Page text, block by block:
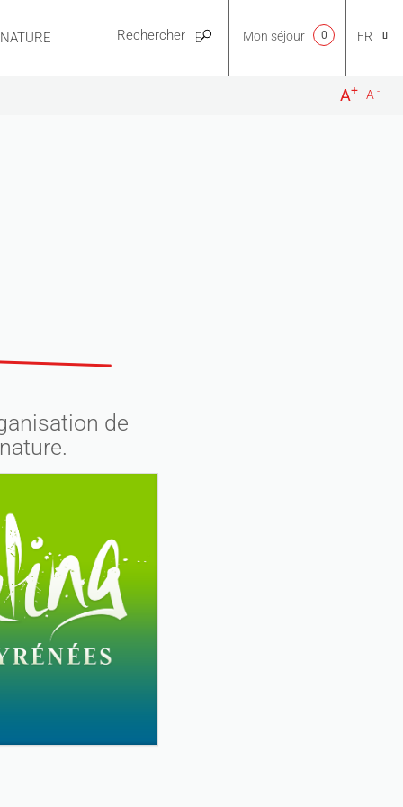
PRATIQUE FR
Mon séjour 0
-
A
+
A
de